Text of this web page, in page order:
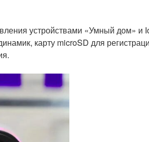
устройствами «Умный дом» и
карту microSD для